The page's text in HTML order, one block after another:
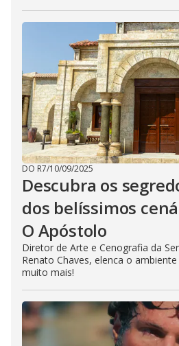
DO R7/10/09/2025
Descubra os
dos belíssimos
O Apóstolo
Diretor de Arte e Cenografia da
Renato Chaves, elenca o
muito mais!